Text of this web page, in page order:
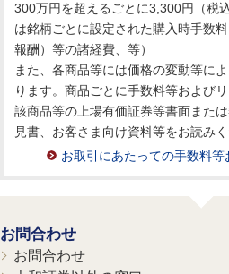
300万円を超えるごとに3,300円（税
は銘柄ごとに設定された購入時手数
報酬）等の諸経費、等）
また、各商品等には価格の変動等に
ります。商品ごとに手数料等および
該商品等の上場有価証券等書面また
見書、お客さま向け資料等をお読みく
お取引にあたっての手数料
お問合わせ
お問合わせ